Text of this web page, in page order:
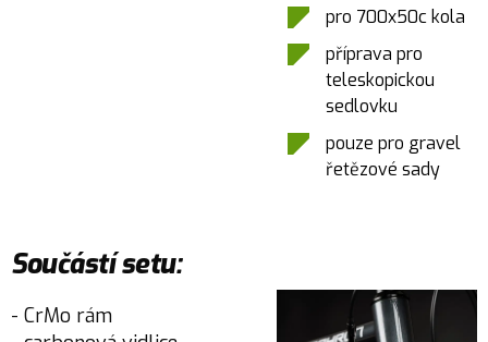
pro 700x50c kola
příprava pro
teleskopickou
sedlovku
pouze pro gravel
řetězové sady
Součástí setu:
- CrMo rám